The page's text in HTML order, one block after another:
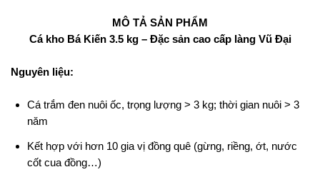
MÔ TẢ SẢN PHẨM
Cá kho Bá Kiến 3.5 kg – Đặc sản cao cấp làng Vũ Đại
Nguyên liệu:
Cá trắm đen nuôi ốc, trọng lượng > 3 kg; thời gian nuôi > 3
năm
Kết hợp với hơn 10 gia vị đồng quê (gừng, riềng, ớt, nước
cốt cua đồng…)